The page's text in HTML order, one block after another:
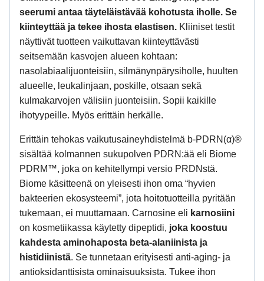
seerumi antaa täyteläistävää kohotusta iholle. Se
kiinteyttää ja tekee ihosta elastisen. Kliiniset testit
näyttivät tuotteen vaikuttavan kiinteyttävästi
seitsemään kasvojen alueen kohtaan:
nasolabiaalijuonteisiin, silmänynpärysiholle, huulten
alueelle, leukalinjaan, poskille, otsaan sekä
kulmakarvojen välisiin juonteisiin. Sopii kaikille
ihotyypeille. Myös erittäin herkälle.
Erittäin tehokas vaikutusaineyhdistelmä b-PDRN(α)®
sisältää kolmannen sukupolven PDRN:ää eli Biome
PDRM™, joka on kehitellympi versio PRDNstä.
Biome käsitteenä on yleisesti ihon oma “hyvien
bakteerien ekosysteemi”, jota hoitotuotteilla pyritään
tukemaan, ei muuttamaan. Carnosine eli karnosiini
on kosmetiikassa käytetty dipeptidi, joka koostuu
kahdesta aminohaposta beta-alaniinista ja
histidiinistä. Se tunnetaan erityisesti anti-aging- ja
antioksidanttisista ominaisuuksista. Tukee ihon